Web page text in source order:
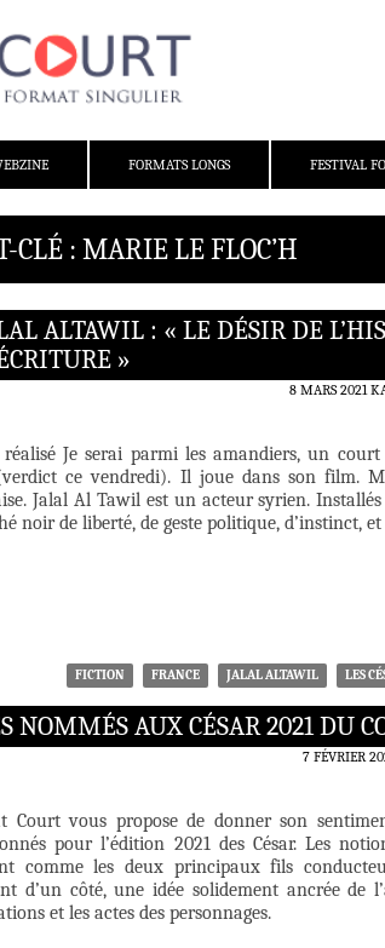
FORMATS LONGS FESTIVAL
CLÉ : MARIE LE FLOC’H
ALTAWIL : « LE DÉSIR DE
»
8 MARS 2021
Je serai parmi les amandiers, un
ce vendredi). Il joue dans son film.
Jalal Al Tawil est un acteur syrien.
noir de liberté, de geste politique, d’instinct,
FICTION FRANCE JALAL ALTAWIL LES
NOMMÉS AUX CÉSAR 2021 DU
7 FÉVRIER
Court vous propose de donner son
pour l’édition 2021 des César. Les
comme les deux principaux fils
d’un côté, une idée solidement ancrée de
et les actes des personnages.